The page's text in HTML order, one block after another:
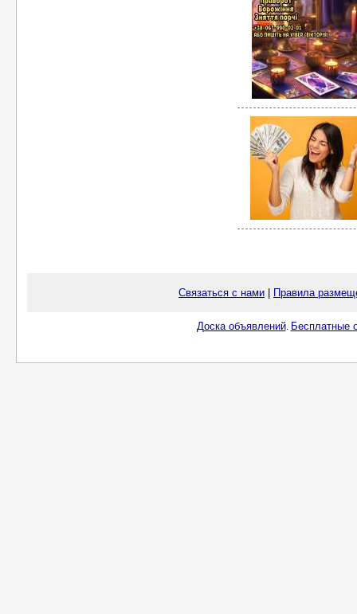
Связаться с нами Правила
Доска объявлений. Бесплатные